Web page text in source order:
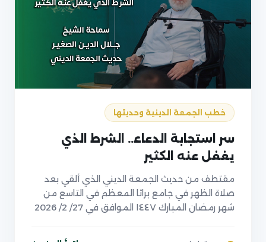
خطب الجمعة الدينية وحديثها
سر استجابة الدعاء.. الشرط الذي
يغفل عنه الكثير
مقتطف من حديث الجمعة الديني الذي ألقي بعد
صلاة الظهر في جامع براثا المعظم في التاسع من
شهر رمضان المبارك ١٤٤٧ الموافق في 27/ 2/ 2026